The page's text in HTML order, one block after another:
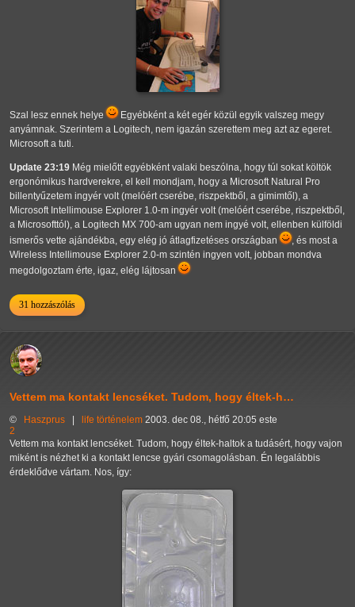
Szal lesz ennek helye
Egyébként a két egér közül egyik valszeg megy
anyámnak. Szerintem a Logitech, nem igazán szerettem meg azt az egeret.
Microsoft a tuti.
Update 23:19 Még mielőtt egyébként valaki beszólna, hogy túl sokat költök
ergonómikus hardverekre, el kell mondjam, hogy a Microsoft Natural Pro
billentyűzetem ingyér volt (melóért cserébe, riszpektből, a gimimtől), a
Microsoft Intellimouse Explorer 1.0-m ingyér volt (melóért cserébe, riszpektből,
a Microsofttól), a Logitech MX 700-am ugyan nem ingyé volt, ellenben külföldi
ismerős vette ajándékba, egy elég jó átlagfizetéses országban
, és most a
Wireless Intellimouse Explorer 2.0-m szintén ingyen volt, jobban mondva
megdolgoztam érte, igaz, elég lájtosan
31 hozzászólás
Vettem ma kontakt lencséket. Tudom, hogy éltek-h…
© Haszprus | life történelem 2003. dec 08., hétfő 20:05 este
2
Vettem ma kontakt lencséket. Tudom, hogy éltek-haltok a tudásért, hogy vajon
miként is nézhet ki a kontakt lencse gyári csomagolásban. Én legalábbis
érdeklődve vártam. Nos, így: